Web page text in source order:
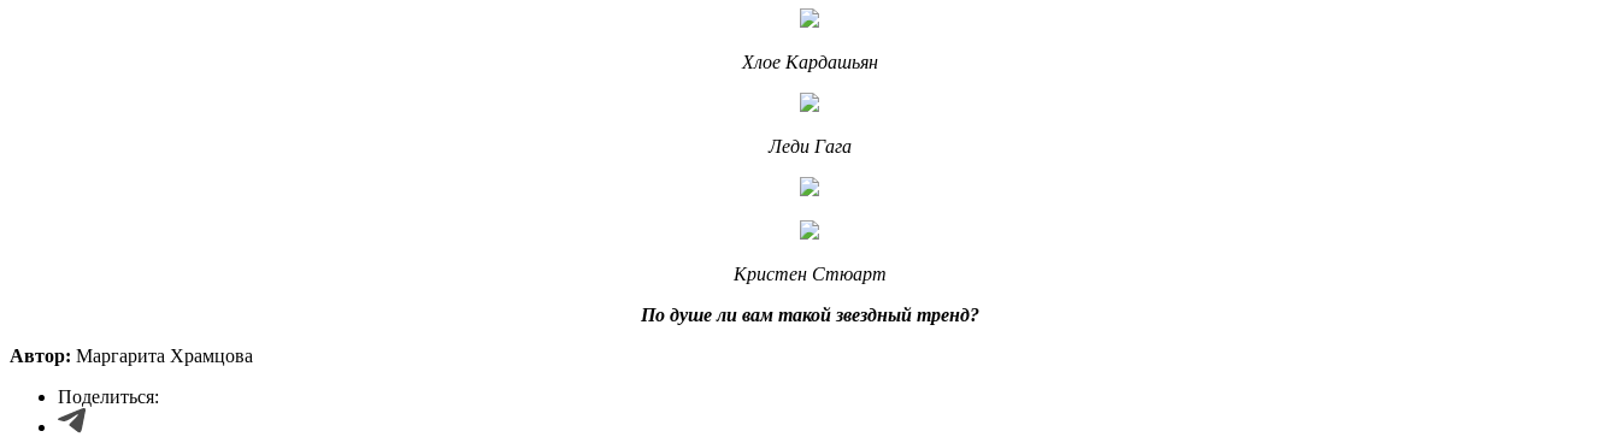
Хлое Кардашьян
Леди Гага
Кристен Стюарт
По душе ли вам такой звездный тренд?
Автор: Маргарита Храмцова
Поделиться: